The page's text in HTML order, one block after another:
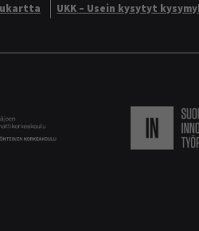
UKK – Usein kysytyt
Logo